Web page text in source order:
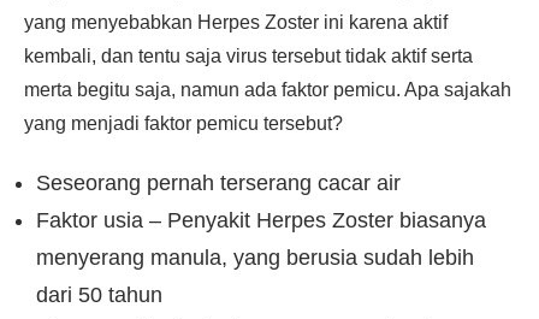
yang menyebabkan Herpes Zoster ini karena aktif
kembali, dan tentu saja virus tersebut tidak aktif serta
merta begitu saja, namun ada faktor pemicu. Apa sajakah
yang menjadi faktor pemicu tersebut?
Seseorang pernah terserang cacar air
Faktor usia – Penyakit Herpes Zoster biasanya
menyerang manula, yang berusia sudah lebih
dari 50 tahun